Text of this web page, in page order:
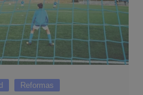
Reformas